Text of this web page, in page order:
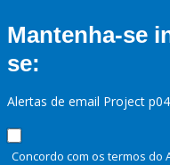
Mantenha-se
se:
Alertas de email Project
Concordo com os termos do